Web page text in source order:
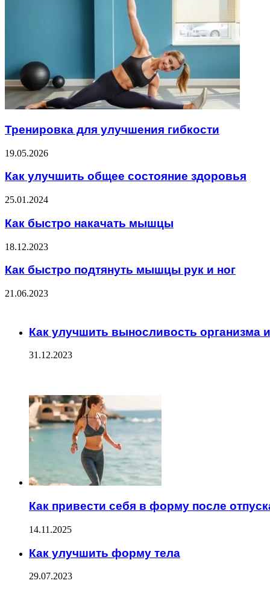
Тренировка для улучшения гибкости
19.05.2026
Как улучшить общее состояние здоровья
25.01.2024
Как быстро накачать мышцы
18.12.2023
Как быстро подтянуть мышцы рук и ног
21.06.2023
Как улучшить выносливость организма
31.12.2023
Как привести себя в форму после
14.11.2025
Как улучшить форму тела
29.07.2023